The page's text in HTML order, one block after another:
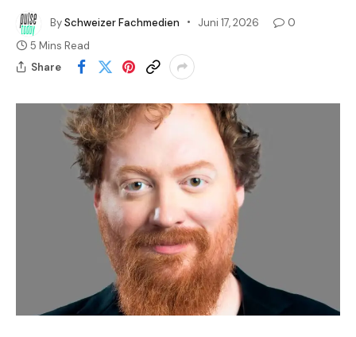
BySchweizer Fachmedien Juni 17, 2026
0
5 Mins Read
Share